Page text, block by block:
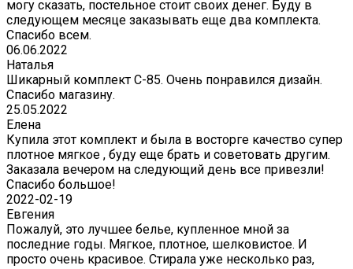
могу сказать, постельное стоит своих денег. Буду в
следующем месяце заказывать еще два комплекта.
Спасибо всем.
06.06.2022
Наталья
Шикарный комплект C-85. Очень понравился дизайн.
Спасибо магазину.
25.05.2022
Елена
Купила этот комплект и была в восторге качество супер
плотное мягкое , буду еще брать и советовать другим.
Заказала вечером на следующий день все привезли!
Спасибо большое!
2022-02-19
Евгения
Пожалуй, это лучшее белье, купленное мной за
последние годы. Мягкое, плотное, шелковистое. И
просто очень красивое. Стирала уже несколько раз,